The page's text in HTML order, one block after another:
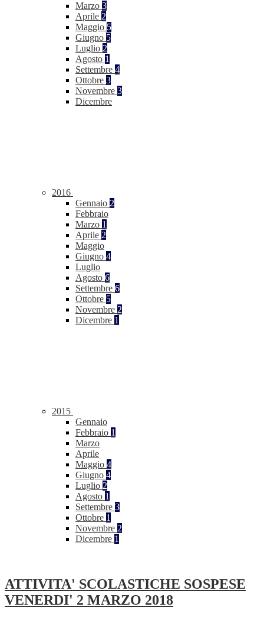
Marzo 3
Aprile 2
Maggio 5
Giugno 5
Luglio 2
Agosto 1
Settembre 4
Ottobre 3
Novembre 3
Dicembre
2016
Gennaio 2
Febbraio
Marzo 1
Aprile 2
Maggio
Giugno 4
Luglio
Agosto 6
Settembre 6
Ottobre 5
Novembre 2
Dicembre 1
2015
Gennaio
Febbraio 1
Marzo
Aprile
Maggio 4
Giugno 4
Luglio 2
Agosto 1
Settembre 3
Ottobre 1
Novembre 2
Dicembre 1
ATTIVITA' SCOLASTICHE SOSPESE
VENERDI' 2 MARZO 2018